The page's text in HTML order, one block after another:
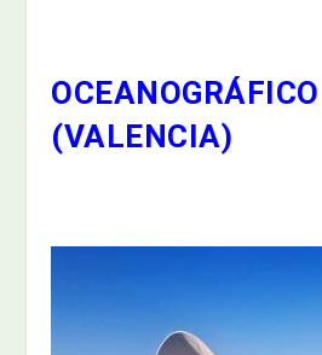
OCEANOGRÁFICO
(VALENCIA)